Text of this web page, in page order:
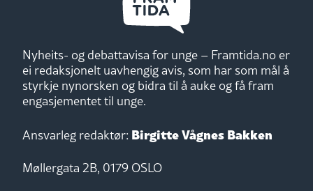
Nyheits- og debattavisa for unge – Framtida.no er
ei redaksjonelt uavhengig avis, som har som mål å
styrkje nynorsken og bidra til å auke og få fram
engasjementet til unge.
Ansvarleg redaktør: Birgitte Vågnes Bakken
Møllergata 2B, 0179 OSLO